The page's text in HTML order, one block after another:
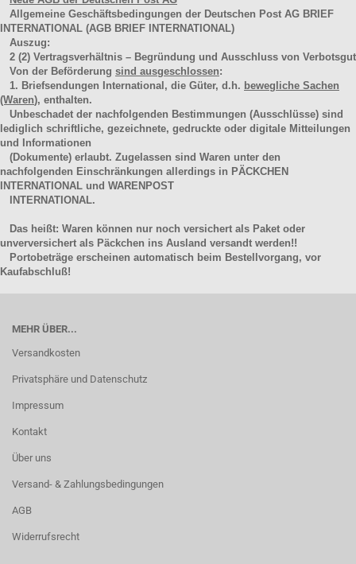
Allgemeine Geschäftsbedingungen der Deutschen Post AG BRIEF
INTERNATIONAL (AGB BRIEF INTERNATIONAL)
Auszug:
2 (2) Vertragsverhältnis – Begründung und Ausschluss von Verbotsgut
Von der Beförderung sind ausgeschlossen:
1. Briefsendungen International, die Güter, d.h. bewegliche Sachen
(Waren), enthalten.
Unbeschadet der nachfolgenden Bestimmungen (Ausschlüsse) sind
lediglich schriftliche, gezeichnete, gedruckte oder digitale Mitteilungen
und Informationen
(Dokumente) erlaubt. Zugelassen sind Waren unter den
nachfolgenden Einschränkungen allerdings in PÄCKCHEN
INTERNATIONAL und WARENPOST
INTERNATIONAL.
Das heißt: Waren können nur noch versichert als Paket oder
unverversichert als Päckchen ins Ausland versandt werden!!
Portobeträge erscheinen automatisch beim Bestellvorgang, vor
Kaufabschluß!
MEHR ÜBER...
Versandkosten
Privatsphäre und Datenschutz
Impressum
Kontakt
Über uns
Versand- & Zahlungsbedingungen
AGB
Widerrufsrecht